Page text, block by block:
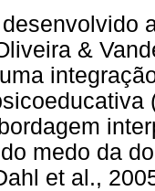
&
medo da
et al.,